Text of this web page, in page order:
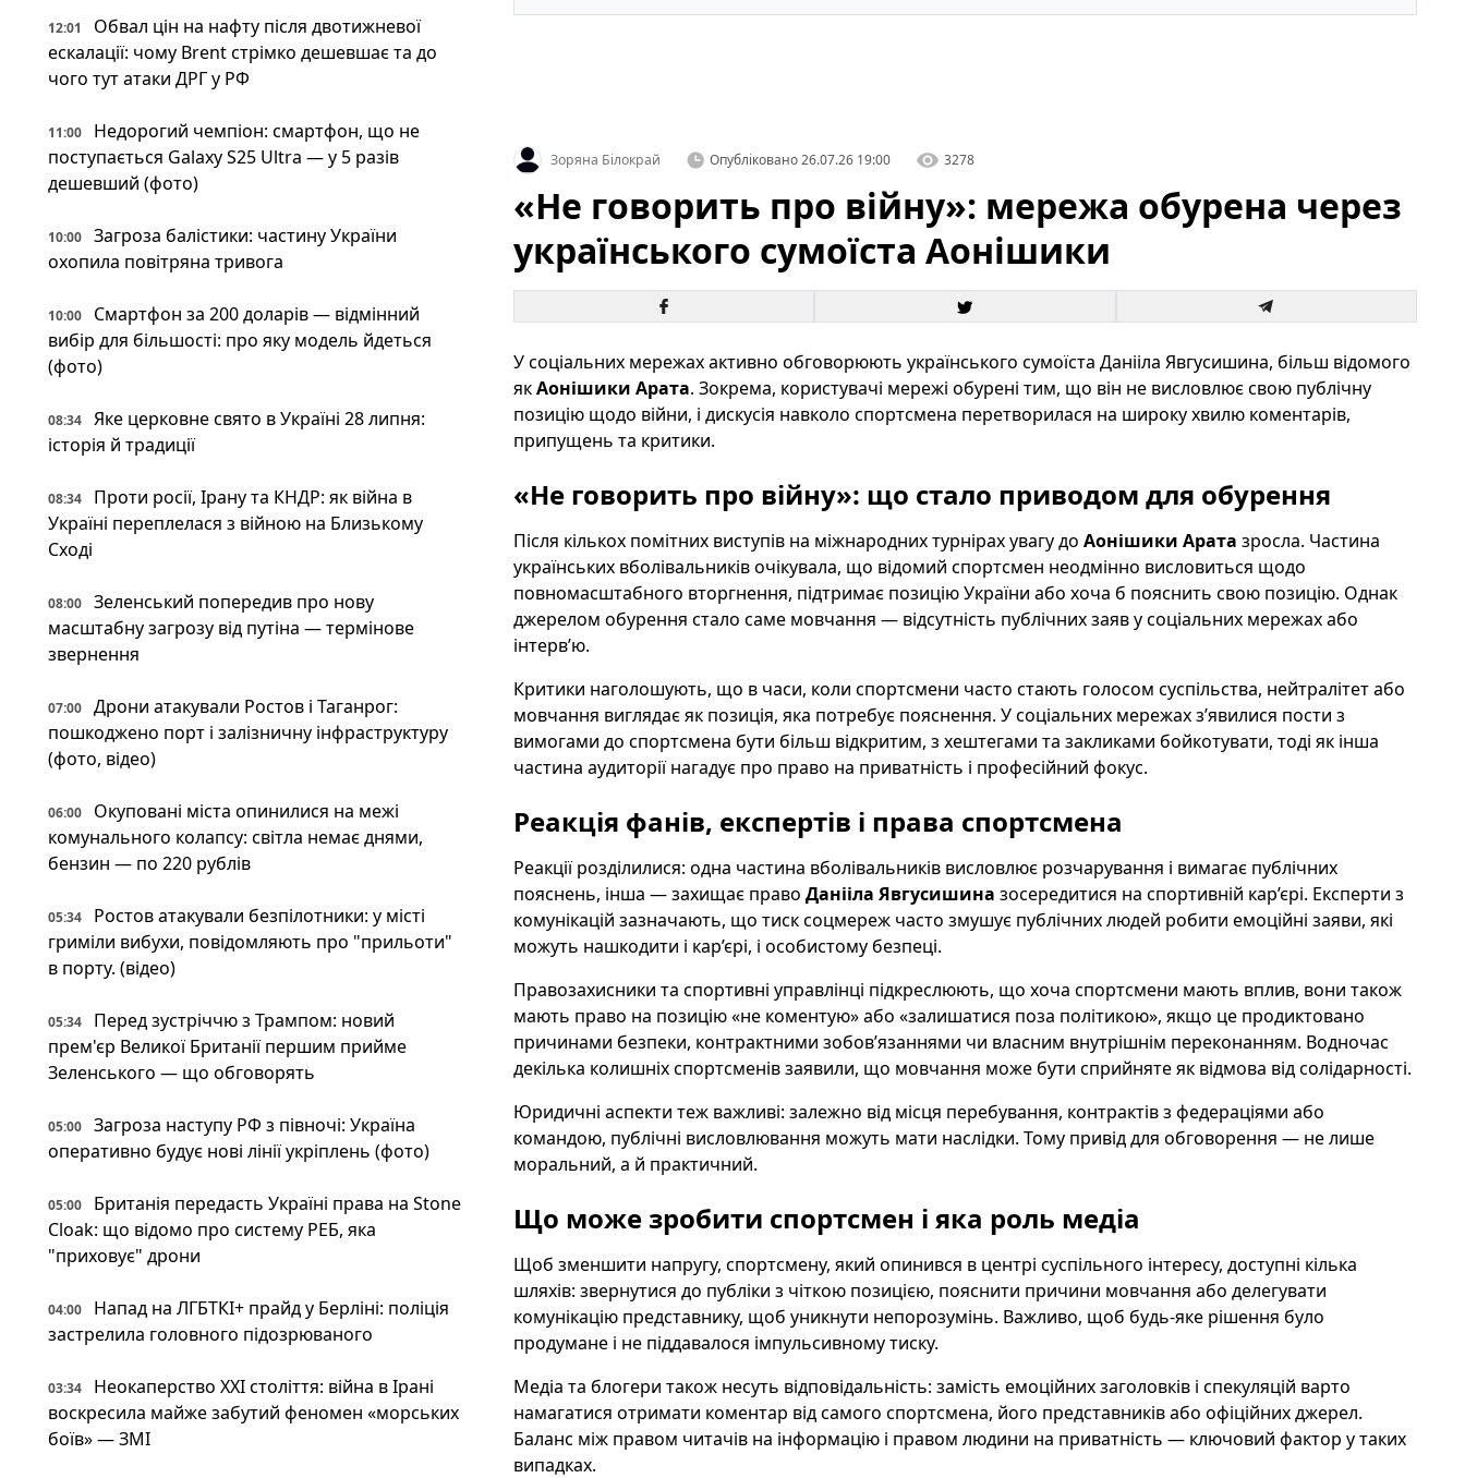
12:01
Обвал цін на нафту після двотижневої
ескалації: чому Brent стрімко дешевшає та до
чого тут атаки ДРГ у РФ
11:00
Недорогий чемпіон: смартфон, що не
поступається Galaxy S25 Ultra — у 5 разів
дешевший (фото)
10:00
Загроза балістики: частину України
охопила повітряна тривога
10:00
Смартфон за 200 доларів — відмінний
вибір для більшості: про яку модель йдеться
(фото)
08:34
Яке церковне свято в Україні 28 липня:
історія й традиції
08:34
Проти росії, Ірану та КНДР: як війна в
Україні переплелася з війною на Близькому
Сході
08:00
Зеленський попередив про нову
масштабну загрозу від путіна — термінове
звернення
07:00
Дрони атакували Ростов і Таганрог:
пошкоджено порт і залізничну інфраструктуру
(фото, відео)
06:00
Окуповані міста опинилися на межі
комунального колапсу: світла немає днями,
бензин — по 220 рублів
05:34
Ростов атакували безпілотники: у місті
гриміли вибухи, повідомляють про "прильоти"
в порту. (відео)
05:34
Перед зустріччю з Трампом: новий
прем'єр Великої Британії першим прийме
Зеленського — що обговорять
05:00
Загроза наступу РФ з півночі: Україна
оперативно будує нові лінії укріплень (фото)
05:00
Британія передасть Україні права на Stone
Cloak: що відомо про систему РЕБ, яка
"приховує" дрони
04:00
Напад на ЛГБТКІ+ прайд у Берліні: поліція
застрелила головного підозрюваного
03:34
Неокаперство XXI століття: війна в Ірані
воскресила майже забутий феномен «морських
боїв» — ЗМІ
Зоряна Білокрай Опубліковано26.07.26 19:00 3278
«Не говорить про війну»: мережа обурена через
українського сумоїста Аонішики
У соціальних мережах активно обговорюють українського сумоїста Данііла Явгусишина, більш відомого
якАонішики Арата. Зокрема, користувачі мережі обурені тим, що він не висловлює свою публічну
позицію щодо війни, і дискусія навколо спортсмена перетворилася на широку хвилю коментарів,
припущень та критики.
«Не говорить про війну»: що стало приводом для обурення
Після кількох помітних виступів на міжнародних турнірах увагу до Аонішики Арата зросла. Частина
українських вболівальників очікувала, що відомий спортсмен неодмінно висловиться щодо
повномасштабного вторгнення, підтримає позицію України або хоча б пояснить свою позицію. Однак
джерелом обурення стало саме мовчання — відсутність публічних заяв у соціальних мережах або
інтерв’ю.
Критики наголошують, що в часи, коли спортсмени часто стають голосом суспільства, нейтралітет або
мовчання виглядає як позиція, яка потребує пояснення. У соціальних мережах з’явилися пости з
вимогами до спортсмена бути більш відкритим, з хештегами та закликами бойкотувати, тоді як інша
частина аудиторії нагадує про право на приватність і професійний фокус.
Реакція фанів, експертів і права спортсмена
Реакції розділилися: одна частина вболівальників висловлює розчарування і вимагає публічних
пояснень, інша — захищає право Данііла Явгусишина зосередитися на спортивній кар’єрі. Експерти з
комунікацій зазначають, що тиск соцмереж часто змушує публічних людей робити емоційні заяви, які
можуть нашкодити і кар’єрі, і особистому безпеці.
Правозахисники та спортивні управлінці підкреслюють, що хоча спортсмени мають вплив, вони також
мають право на позицію «не коментую» або «залишатися поза політикою», якщо це продиктовано
причинами безпеки, контрактними зобов’язаннями чи власним внутрішнім переконанням. Водночас
декілька колишніх спортсменів заявили, що мовчання може бути сприйняте як відмова від солідарності.
Юридичні аспекти теж важливі: залежно від місця перебування, контрактів з федераціями або
командою, публічні висловлювання можуть мати наслідки. Тому привід для обговорення — не лише
моральний, а й практичний.
Що може зробити спортсмен і яка роль медіа
Щоб зменшити напругу, спортсмену, який опинився в центрі суспільного інтересу, доступні кілька
шляхів: звернутися до публіки з чіткою позицією, пояснити причини мовчання або делегувати
комунікацію представнику, щоб уникнути непорозумінь. Важливо, щоб будь-яке рішення було
продумане і не піддавалося імпульсивному тиску.
Медіа та блогери також несуть відповідальність: замість емоційних заголовків і спекуляцій варто
намагатися отримати коментар від самого спортсмена, його представників або офіційних джерел.
Баланс між правом читачів на інформацію і правом людини на приватність — ключовий фактор у таких
випадках.